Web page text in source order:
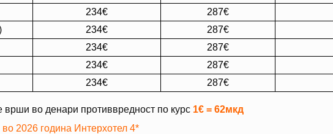
234€
287€
234€
287€
234€
287€
234€
287€
234€ 287€
врши во денари противвредност по курс 1€ = 62мкд
2026 година Интерхотел 4*